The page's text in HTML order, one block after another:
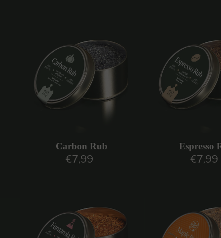
Carbon Rub
Prezzo regolare
€7,99
Espresso
Prezzo
€7,99